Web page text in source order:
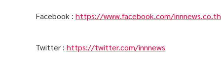
Facebook : https://www.facebook.com/innnews.co.th
Twitter : https://twitter.com/innnews